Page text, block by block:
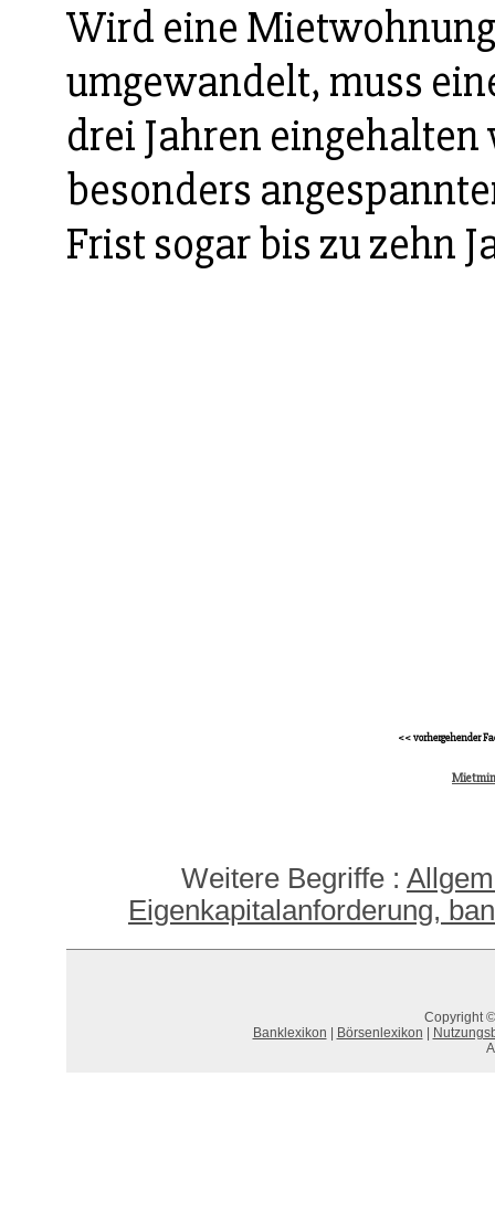
Wird eine
umgewandelt, muss
drei Jahren
besonders
Frist sogar bis zu zehn
<< vorhergehender
Weitere Begriffe :
Eigenkapitalanforderung,
Copyright
Banklexikon
Börsenlexikon